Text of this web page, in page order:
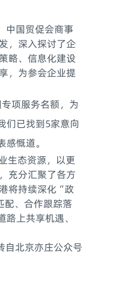
中国贸促会商事
，深入探讨了企
略、信息化建设
，为参会企业提
项服务名额，为
们已找到5家意向
慨道。
生态资源，以更
充分汇聚了各方
将持续深化“政
、合作跟踪落
上共享机遇、
自北京亦庄公众号